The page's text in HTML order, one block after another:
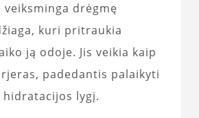
veiksminga drėgmę
kuri pritraukia
ją odoje. Jis veikia kaip
padedantis palaikyti
lygį.